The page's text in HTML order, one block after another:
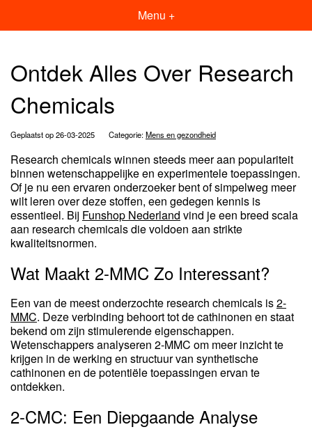
Menu +
Ontdek Alles Over Research
Chemicals
Geplaatst op 26-03-2025 Categorie:Mens en gezondheid
Research chemicals winnen steeds meer aan populariteit
binnen wetenschappelijke en experimentele toepassingen.
Of je nu een ervaren onderzoeker bent of simpelweg meer
wilt leren over deze stoffen, een gedegen kennis is
essentieel. Bij Funshop Nederland vind je een breed scala
aan research chemicals die voldoen aan strikte
kwaliteitsnormen.
Wat Maakt 2-MMC Zo Interessant?
Een van de meest onderzochte research chemicals is2-
MMC. Deze verbinding behoort tot de cathinonen en staat
bekend om zijn stimulerende eigenschappen.
Wetenschappers analyseren 2-MMC om meer inzicht te
krijgen in de werking en structuur van synthetische
cathinonen en de potentiële toepassingen ervan te
ontdekken.
2-CMC: Een Diepgaande Analyse